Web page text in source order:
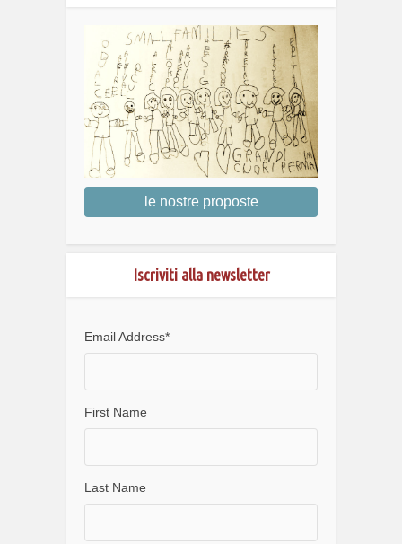
le nostre proposte
Iscriviti alla newsletter
Email Address*
First Name
Last Name